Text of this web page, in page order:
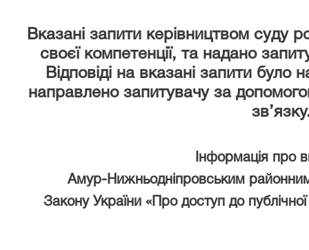
Вказані запити керівництвом суду
своєї компетенції, та надано
Відповіді на вказані запити
направлено запитувачу за
Інформація про
Амур-Нижньодніпровським
Закону України «Про доступ до